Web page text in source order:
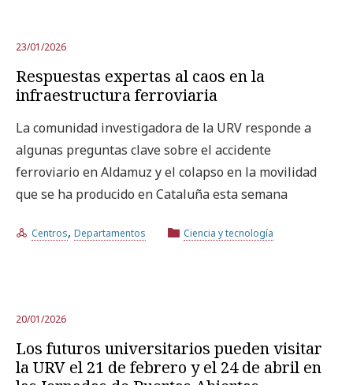
23/01/2026
Respuestas expertas al caos en la
infraestructura ferroviaria
La comunidad investigadora de la URV responde a
algunas preguntas clave sobre el accidente
ferroviario en Aldamuz y el colapso en la movilidad
que se ha producido en Cataluña esta semana
Centros, Departamentos Ciencia y tecnología
20/01/2026
Los futuros universitarios pueden visitar
la URV el 21 de febrero y el 24 de abril en